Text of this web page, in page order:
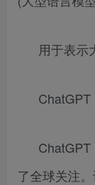
用于表示
ChatGPT
了全球关注